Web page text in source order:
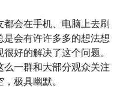
会在手机、电脑上去刷
会有许许多多的想法想
好的解决了这个问题。
一群和大部分观众关注
极具幽默。